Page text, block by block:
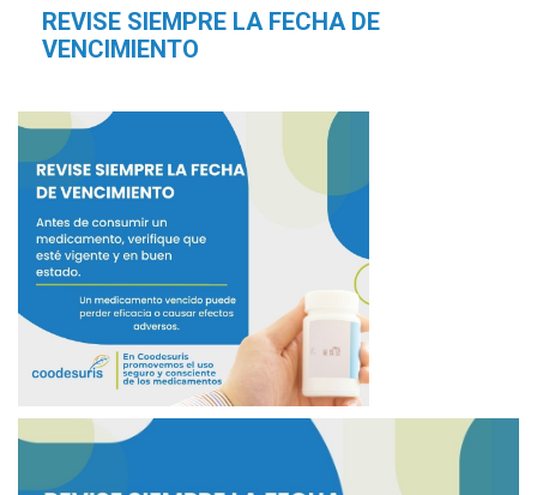
REVISE SIEMPRE LA FECHA DE
VENCIMIENTO